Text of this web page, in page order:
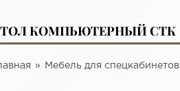
КОМПЬЮТЕРНЫЙ СТК
Мебель для спецкабинетов